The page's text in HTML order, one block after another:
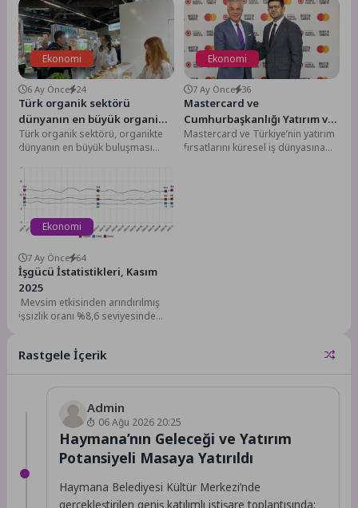
Ekonomi
6 Ay Önce 24
Türk organik sektörü
dünyanın en büyük organik
fuarına 41 firmayla katıldı
Türk organik sektörü, organikte
dünyanın en büyük buluşması
Ekonomi
7 Ay Önce 36
Mastercard ve
Cumhurbaşkanlığı Yatırım ve
Finans Ofisi’nden Türkiye’de
Dijital Dönüşümü
Mastercard ve Türkiye’nin yatırım
fırsatlarını küresel iş dünyasına
Ekonomi
7 Ay Önce 64
İşgücü İstatistikleri, Kasım
2025
Mevsim etkisinden arındırılmış
işsizlik oranı %8,6 seviyesinde
ve daha...
Rastgele İçerik
Admin
06 Ağu 2026 20:25
Haymana’nın Geleceği ve Yatırım
Potansiyeli Masaya Yatırıldı
Haymana Belediyesi Kültür Merkezi’nde
gerçekleştirilen geniş katılımlı istişare toplantısında;